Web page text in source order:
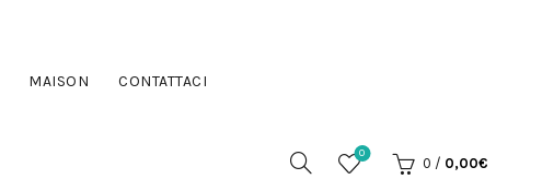
MAISON CONTATTACI
0
0 / 0,00€